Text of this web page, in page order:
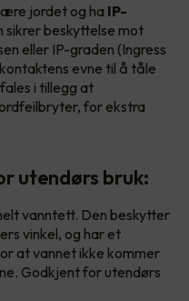
jordet og ha IP-
sikrer beskyttelse mot
eller IP-graden (Ingress
evne til å tåle
i tillegg at
for ekstra
utendørs bruk:
vanntett. Den beskytter
vinkel, og har et
at vannet ikke kommer
Godkjent for utendørs